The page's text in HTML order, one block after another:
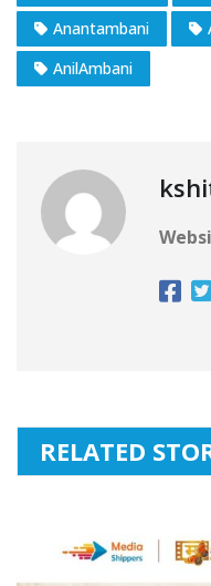
Anantambani
AnilAmbani
RELATED